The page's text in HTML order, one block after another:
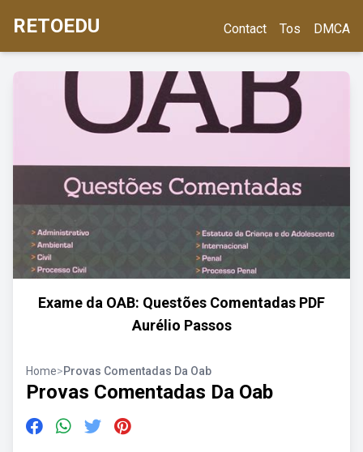
RETOEDU Contact Tos DMCA
Exame da OAB: Questões Comentadas PDF
Aurélio Passos
Home>Provas Comentadas Da Oab
Provas Comentadas Da Oab